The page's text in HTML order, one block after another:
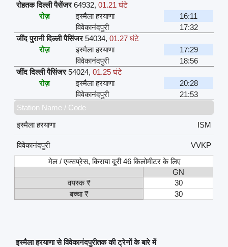
रोहतक दिल्ली पैसेंजर 64932,01.21 घंटे
रोज़
इस्मैला हरयाणा
16:11
विवेकानंदपुरी
17:32
जींद पुरानी दिल्ली पैसिंजर 54034,01.27 घंटे
रोज़
इस्मैला हरयाणा
17:29
विवेकानंदपुरी
18:56
जींद दिल्ली पैसिंजर 54024,01.25 घंटे
रोज़
इस्मैला हरयाणा
20:28
विवेकानंदपुरी
21:53
Station Name / Code
इस्मैला हरयाणा
ISM
विवेकानंदपुरी
VVKP
मेल / एक्सप्रेस, किराया दूरी 46 किलोमीटर के लिए
GN
वयस्क ₹
30
बच्चा ₹
30
इस्मैला हरयाणा से विवेकानंदपुरीतक की ट्रेनों के बारे में